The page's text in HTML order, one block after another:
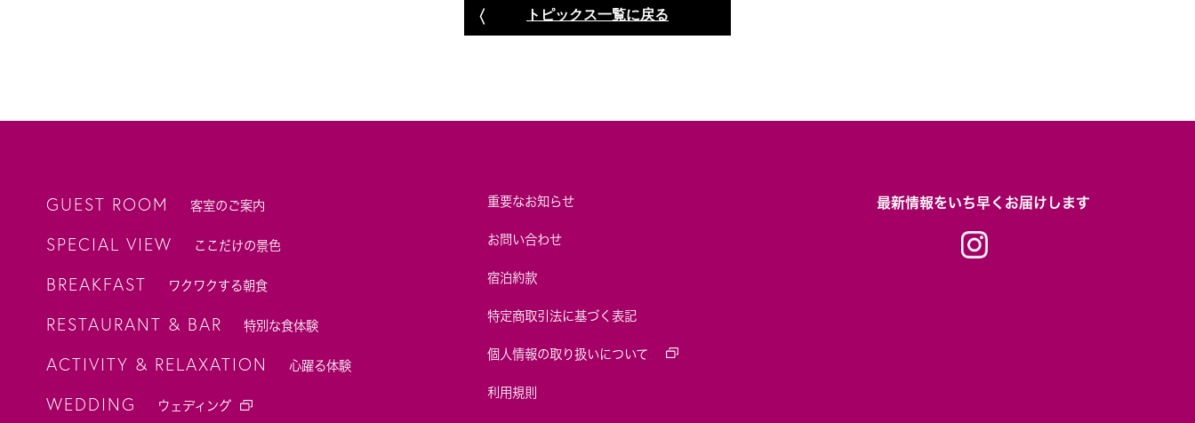
トピックス一覧に戻る
GUEST ROOM 客室のご案内
SPECIAL VIEW ここだけの景色
BREAKFAST ワクワクする朝食
RESTAURANT & BAR 特別な食体験
ACTIVITY & RELAXATION 心躍る体験
WEDDING ウェディング
重要なお知らせ
お問い合わせ
宿泊約款
特定商取引法に基づく表記
個人情報の取り扱いについて
利用規則
最新情報をいち早くお届けします